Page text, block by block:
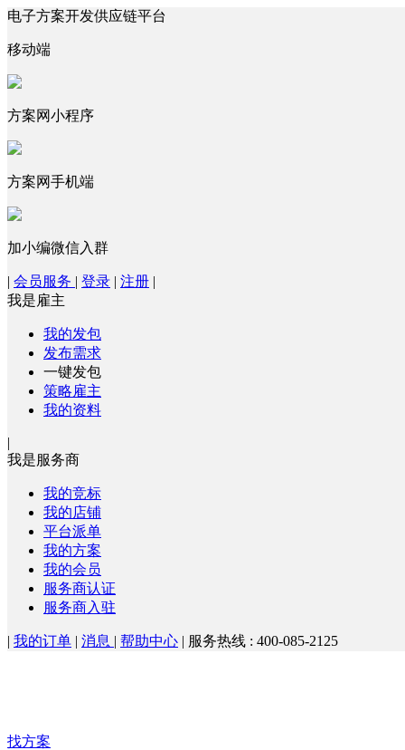
电子方案开发供应链平台
移动端
方案网小程序
方案网手机端
加小编微信入群
| 会员服务 | 登录 | 注册 |
我是雇主
我的发包
发布需求
一键发包
策略雇主
我的资料
|
我是服务商
我的竞标
我的店铺
平台派单
我的方案
我的会员
服务商认证
服务商入驻
| 我的订单 | 消息 | 帮助中心 | 服务热线 : 400-085-2125
找方案